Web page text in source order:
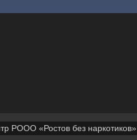
РООО «Ростов без наркотиков»